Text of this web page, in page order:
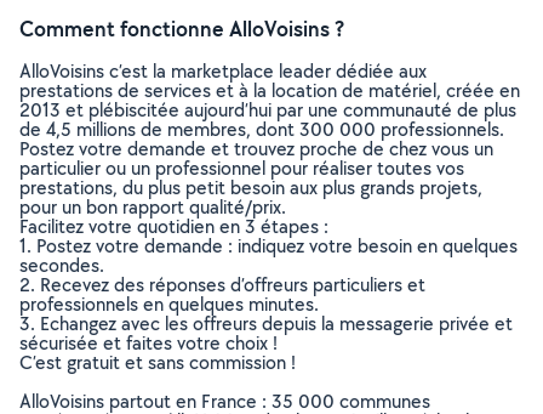
Comment fonctionne AlloVoisins ?
AlloVoisins c’est la marketplace leader dédiée aux
prestations de services et à la location de matériel, créée en
2013 et plébiscitée aujourd’hui par une communauté de plus
de 4,5 millions de membres, dont 300 000 professionnels.
Postez votre demande et trouvez proche de chez vous un
particulier ou un professionnel pour réaliser toutes vos
prestations, du plus petit besoin aux plus grands projets,
pour un bon rapport qualité/prix.
Facilitez votre quotidien en 3 étapes :
1. Postez votre demande : indiquez votre besoin en quelques
secondes.
2. Recevez des réponses d’offreurs particuliers et
professionnels en quelques minutes.
3. Echangez avec les offreurs depuis la messagerie privée et
sécurisée et faites votre choix !
C’est gratuit et sans commission !
AlloVoisins partout en France : 35 000 communes